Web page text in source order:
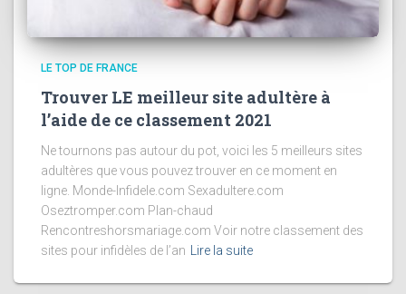
LE TOP DE FRANCE
Trouver LE meilleur site adultère à
l’aide de ce classement 2021
Ne tournons pas autour du pot, voici les 5 meilleurs sites
adultères que vous pouvez trouver en ce moment en
ligne. Monde-Infidele.com Sexadultere.com
Oseztromper.com Plan-chaud
Rencontreshorsmariage.com Voir notre classement des
sites pour infidèles de l’an
Lire la suite